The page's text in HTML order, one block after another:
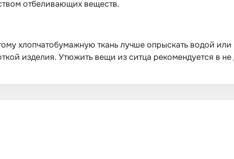
отбеливающих веществ.
хлопчатобумажную ткань лучше опрыскать водой или
изделия. Утюжить вещи из ситца рекомендуется в